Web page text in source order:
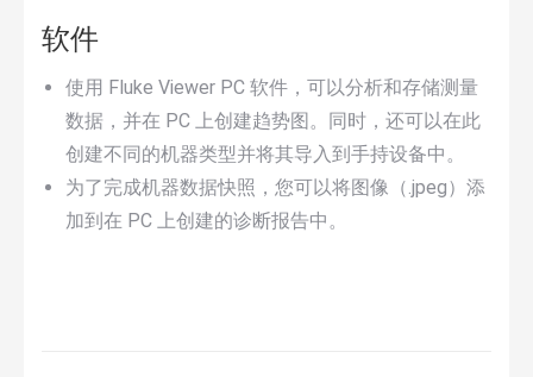
软件
使用 Fluke Viewer PC 软件，可以分析和存储测量
数据，并在 PC 上创建趋势图。同时，还可以在此
创建不同的机器类型并将其导入到手持设备中。
为了完成机器数据快照，您可以将图像（.jpeg）添
加到在 PC 上创建的诊断报告中。